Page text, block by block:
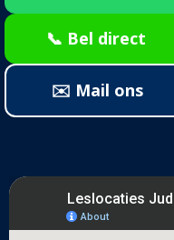
📞 Bel direct
✉️ Mail ons